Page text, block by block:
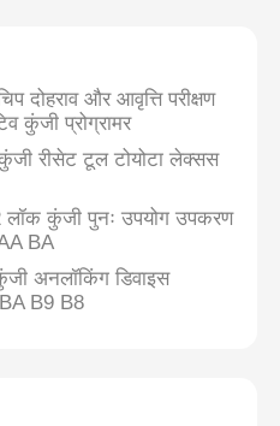
दोहराव और आवृत्ति परीक्षण
कुंजी प्रोग्रामर
रीसेट टूल टोयोटा लेक्सस
कुंजी पुनः उपयोग उपकरण
BA
अनलॉकिंग डिवाइस
B9 B8